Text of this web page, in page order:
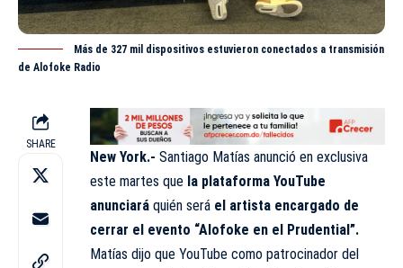
Más de 327 mil dispositivos estuvieron conectados a transmisión
de Alofoke Radio
SHARE
New York.- Santiago Matías anunció en exclusiva
este martes que la plataforma YouTube
anunciará quién será el artista encargado de
cerrar el evento “Alofoke en el Prudential”.
Matías dijo que YouTube como patrocinador del